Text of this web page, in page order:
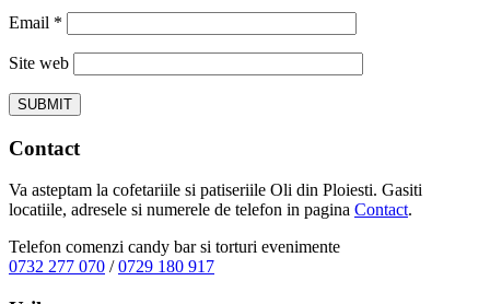
Email *
Site web
Contact
Va asteptam la cofetariile si patiseriile Oli din Ploiesti. Gasiti
locatiile, adresele si numerele de telefon in pagina Contact.
Telefon comenzi candy bar si torturi evenimente
0732 277 070 /0729 180 917